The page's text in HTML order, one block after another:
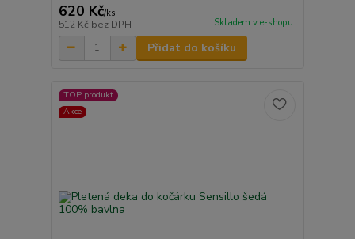
620 Kč/ks
512 Kč bez DPH Skladem v e-shopu
Přidat do košíku
TOP produkt
Akce